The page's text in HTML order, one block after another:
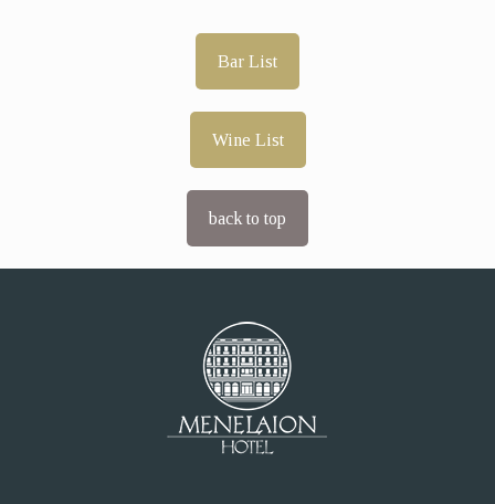
Bar List
Wine List
back to top